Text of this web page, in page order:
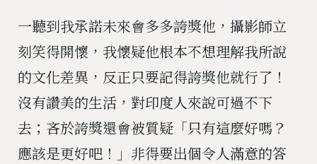
一聽到我承諾未來會多多誇獎他，攝影師立
刻笑得開懷，我懷疑他根本不想理解我所說
的文化差異，反正只要記得誇獎他就行了！
沒有讚美的生活，對印度人來說可過不下
去；吝於誇獎還會被質疑「只有這麼好嗎？
應該是更好吧！」非得要出個令人滿意的答